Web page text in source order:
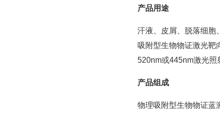
产品用途
汗液、皮屑、脱落细胞
吸附型生物物证激光靶
520nm或445nm激光
产品组成
物理吸附型生物物证蓝